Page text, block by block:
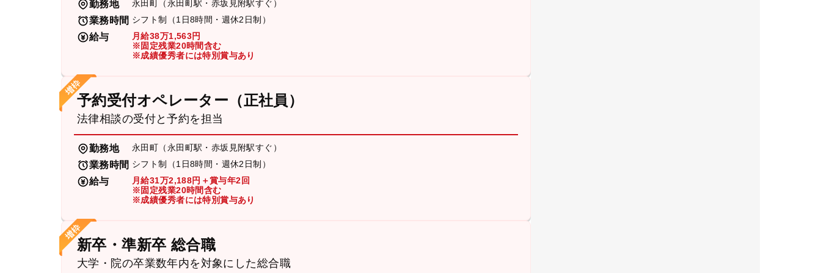
勤務地 永田町（永田町駅・赤坂見附駅すぐ）
業務時間 シフト制（1日8時間・週休2日制）
給与
月給38万1,563円
※固定残業20時間含む
※成績優秀者には特別賞与あり
予約受付オペレーター（正社員）
法律相談の受付と予約を担当
勤務地 永田町（永田町駅・赤坂見附駅すぐ）
業務時間 シフト制（1日8時間・週休2日制）
給与
月給31万2,188円＋賞与年2回
※固定残業20時間含む
※成績優秀者には特別賞与あり
新卒・準新卒 総合職
大学・院の卒業数年内を対象にした総合職